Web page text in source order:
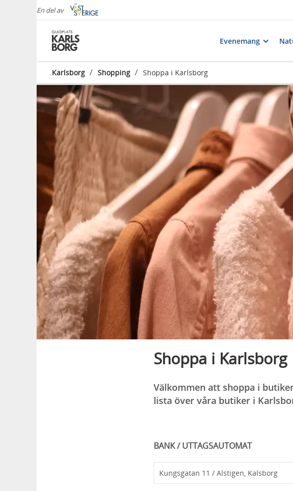
En del av
Evenemang
Karlsborg / Shopping / Shoppa i Karlsborg
Shoppa i Karlsborg
Välkommen att shoppa i
lista över våra butiker i
BANK / UTTAGSAUTOMAT
Kungsgatan 11 / Alstigen, Kalsborg